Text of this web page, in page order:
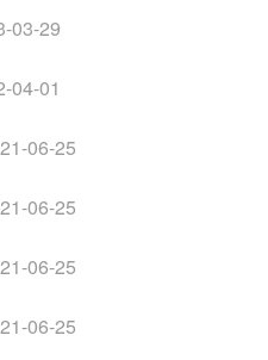
03-29
04-01
06-25
06-25
06-25
06-25